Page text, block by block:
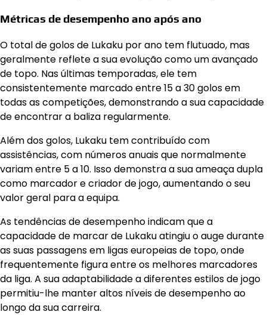
Métricas de desempenho ano após ano
O total de golos de Lukaku por ano tem flutuado, mas
geralmente reflete a sua evolução como um avançado
de topo. Nas últimas temporadas, ele tem
consistentemente marcado entre 15 a 30 golos em
todas as competições, demonstrando a sua capacidade
de encontrar a baliza regularmente.
Além dos golos, Lukaku tem contribuído com
assistências, com números anuais que normalmente
variam entre 5 a 10. Isso demonstra a sua ameaça dupla
como marcador e criador de jogo, aumentando o seu
valor geral para a equipa.
As tendências de desempenho indicam que a
capacidade de marcar de Lukaku atingiu o auge durante
as suas passagens em ligas europeias de topo, onde
frequentemente figura entre os melhores marcadores
da liga. A sua adaptabilidade a diferentes estilos de jogo
permitiu-lhe manter altos níveis de desempenho ao
longo da sua carreira.